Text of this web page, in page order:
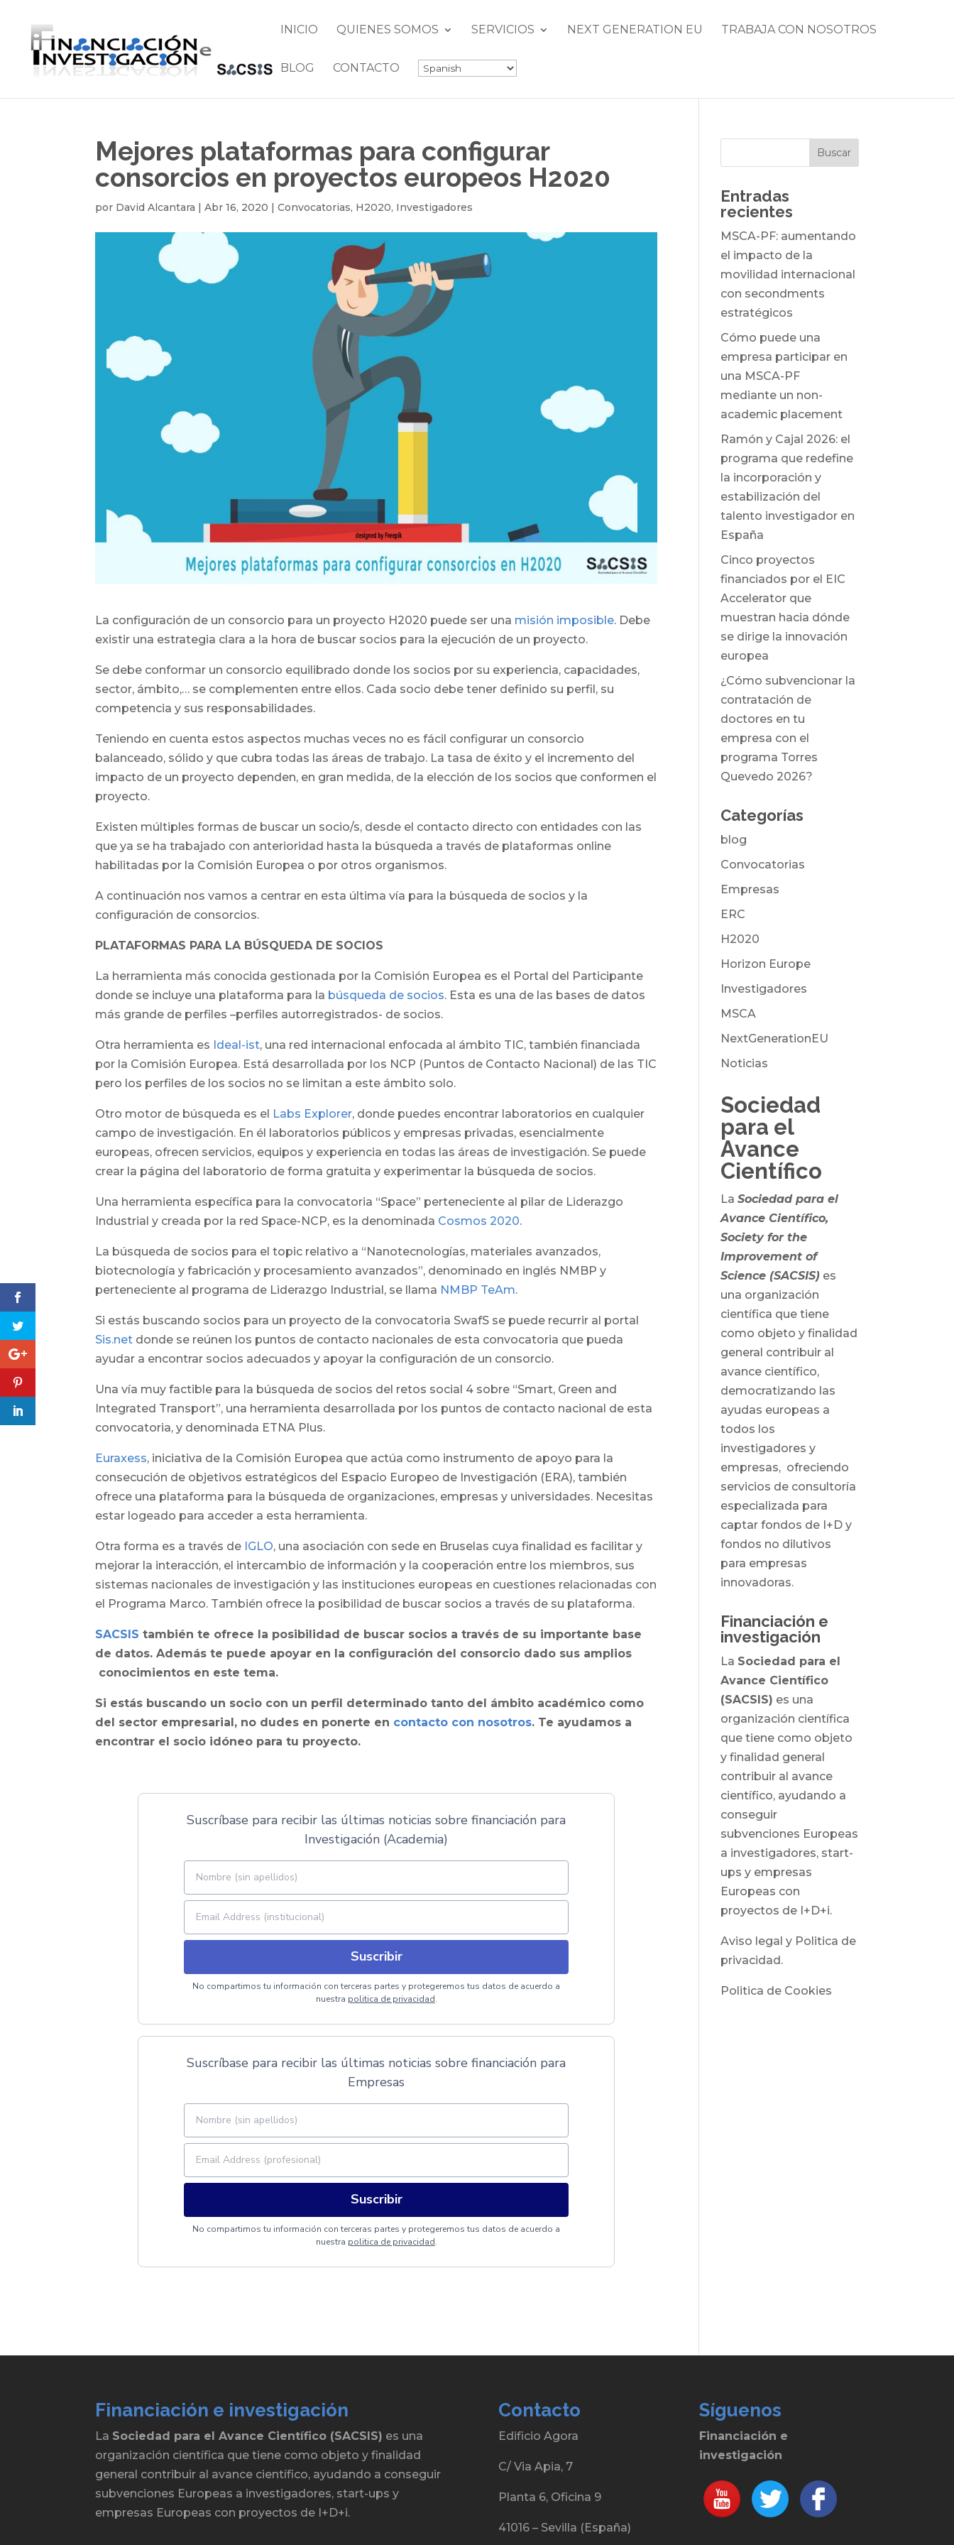
INICIO QUIENES SOMOS SERVICIOS NEXT GENERATION EU TRABAJA CON NOSOTROS
BLOG CONTACTO
Mejores plataformas para configurar
consorcios en proyectos europeos H2020
por David Alcantara |Abr 16, 2020 |Convocatorias, H2020, Investigadores
La configuración de un consorcio para un proyecto H2020 puede ser una misión imposible. Debe
existir una estrategia clara a la hora de buscar socios para la ejecución de un proyecto.
Se debe conformar un consorcio equilibrado donde los socios por su experiencia, capacidades,
sector, ámbito,… se complementen entre ellos. Cada socio debe tener definido su perfil, su
competencia y sus responsabilidades.
Teniendo en cuenta estos aspectos muchas veces no es fácil configurar un consorcio
balanceado, sólido y que cubra todas las áreas de trabajo. La tasa de éxito y el incremento del
impacto de un proyecto dependen, en gran medida, de la elección de los socios que conformen el
proyecto.
Existen múltiples formas de buscar un socio/s, desde el contacto directo con entidades con las
que ya se ha trabajado con anterioridad hasta la búsqueda a través de plataformas online
habilitadas por la Comisión Europea o por otros organismos.
A continuación nos vamos a centrar en esta última vía para la búsqueda de socios y la
configuración de consorcios.
PLATAFORMAS PARA LA BÚSQUEDA DE SOCIOS
La herramienta más conocida gestionada por la Comisión Europea es el Portal del Participante
donde se incluye una plataforma para la búsqueda de socios. Esta es una de las bases de datos
más grande de perfiles –perfiles autorregistrados- de socios.
Otra herramienta es Ideal-ist, una red internacional enfocada al ámbito TIC, también financiada
por la Comisión Europea. Está desarrollada por los NCP (Puntos de Contacto Nacional) de las TIC
pero los perfiles de los socios no se limitan a este ámbito solo.
Otro motor de búsqueda es el Labs Explorer, donde puedes encontrar laboratorios en cualquier
campo de investigación. En él laboratorios públicos y empresas privadas, esencialmente
europeas, ofrecen servicios, equipos y experiencia en todas las áreas de investigación. Se puede
crear la página del laboratorio de forma gratuita y experimentar la búsqueda de socios.
Una herramienta específica para la convocatoria “Space” perteneciente al pilar de Liderazgo
Industrial y creada por la red Space-NCP, es la denominada Cosmos 2020.
La búsqueda de socios para el topic relativo a “Nanotecnologías, materiales avanzados,
biotecnología y fabricación y procesamiento avanzados”, denominado en inglés NMBP y
perteneciente al programa de Liderazgo Industrial, se llama NMBP TeAm.
Si estás buscando socios para un proyecto de la convocatoria SwafS se puede recurrir al portal
Sis.net donde se reúnen los puntos de contacto nacionales de esta convocatoria que pueda
ayudar a encontrar socios adecuados y apoyar la configuración de un consorcio.
Una vía muy factible para la búsqueda de socios del retos social 4 sobre “Smart, Green and
Integrated Transport”, una herramienta desarrollada por los puntos de contacto nacional de esta
convocatoria, y denominada ETNA Plus.
Euraxess, iniciativa de la Comisión Europea que actúa como instrumento de apoyo para la
consecución de objetivos estratégicos del Espacio Europeo de Investigación (ERA), también
ofrece una plataforma para la búsqueda de organizaciones, empresas y universidades. Necesitas
estar logeado para acceder a esta herramienta.
Otra forma es a través de IGLO, una asociación con sede en Bruselas cuya finalidad es facilitar y
mejorar la interacción, el intercambio de información y la cooperación entre los miembros, sus
sistemas nacionales de investigación y las instituciones europeas en cuestiones relacionadas con
el Programa Marco. También ofrece la posibilidad de buscar socios a través de su plataforma.
SACSIS también te ofrece la posibilidad de buscar socios a través de su importante base
de datos. Además te puede apoyar en la configuración del consorcio dado sus amplios
conocimientos en este tema.
Si estás buscando un socio con un perfil determinado tanto del ámbito académico como
del sector empresarial, no dudes en ponerte en contacto con nosotros. Te ayudamos a
encontrar el socio idóneo para tu proyecto.
Suscríbase para recibir las últimas noticias sobre financiación para
Investigación (Academia)
Suscribir
No compartimos tu información con terceras partes y protegeremos tus datos de acuerdo a
nuestra politica de privacidad.
Suscríbase para recibir las últimas noticias sobre financiación para
Empresas
Suscribir
No compartimos tu información con terceras partes y protegeremos tus datos de acuerdo a
nuestra politica de privacidad.
Entradas
recientes
MSCA-PF: aumentando
el impacto de la
movilidad internacional
con secondments
estratégicos
Cómo puede una
empresa participar en
una MSCA-PF
mediante un non-
academic placement
Ramón y Cajal 2026: el
programa que redefine
la incorporación y
estabilización del
talento investigador en
España
Cinco proyectos
financiados por el EIC
Accelerator que
muestran hacia dónde
se dirige la innovación
europea
¿Cómo subvencionar la
contratación de
doctores en tu
empresa con el
programa Torres
Quevedo 2026?
Categorías
blog
Convocatorias
Empresas
ERC
H2020
Horizon Europe
Investigadores
MSCA
NextGenerationEU
Noticias
Sociedad
para el
Avance
Científico
LaSociedad para el
Avance Científico,
Society for the
Improvement of
Science (SACSIS) es
una organización
científica que tiene
como objeto y finalidad
general contribuir al
avance científico,
democratizando las
ayudas europeas a
todos los
investigadores y
empresas, ofreciendo
servicios de consultoría
especializada para
captar fondos de I+D y
fondos no dilutivos
para empresas
innovadoras.
Financiación e
investigación
La Sociedad para el
Avance Científico
(SACSIS) es una
organización científica
que tiene como objeto
y finalidad general
contribuir al avance
científico, ayudando a
conseguir
subvenciones Europeas
a investigadores, start-
ups y empresas
Europeas con
proyectos de I+D+i.
Aviso legal y Politica de
privacidad.
Politica de Cookies
Financiación e investigación
La Sociedad para el Avance Científico (SACSIS) es una
organización científica que tiene como objeto y finalidad
general contribuir al avance científico, ayudando a conseguir
subvenciones Europeas a investigadores, start-ups y
empresas Europeas con proyectos de I+D+i.
Contacto
Edificio Agora
C/ Via Apia, 7
Planta 6, Oficina 9
41016 – Sevilla (España)
Síguenos
Financiación e
investigación